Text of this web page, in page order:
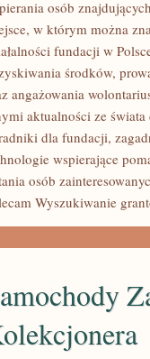
osób
w którym można
fundacji w
środków,
angażowania
aktualności ze
dla fundacji,
wspierające
osób
Wyszukiwanie